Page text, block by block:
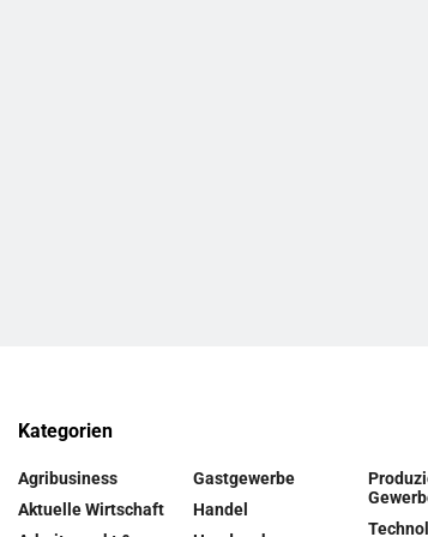
Kategorien
Agribusiness
Aktuelle Wirtschaft
Gastgewerbe
Handel